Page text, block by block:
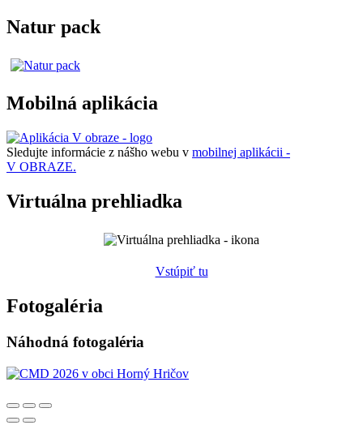
Natur pack
Mobilná aplikácia
Sledujte informácie z nášho webu v mobilnej aplikácii -
V OBRAZE.
Virtuálna prehliadka
Vstúpiť tu
Fotogaléria
Náhodná fotogaléria